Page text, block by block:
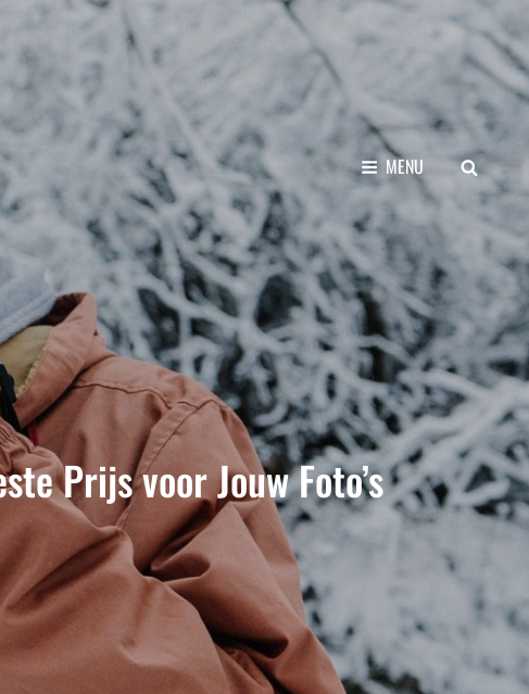
MENU SEARCH
Prijs voor Jouw Foto’s